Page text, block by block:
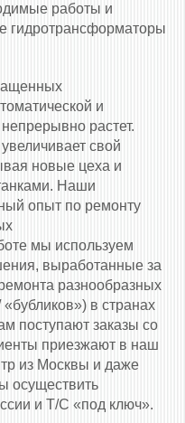
работы и
гидротрансформаторы
и
растет.
свой
новые цеха и
Наши
опыт по ремонту
мы используем
выработанные за
разнообразных
в странах
поступают заказы со
приезжают в наш
из Москвы и даже
осуществить
и Т/С «под ключ».